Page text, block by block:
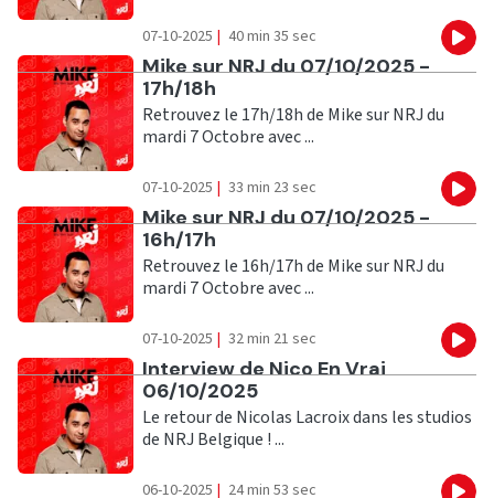
07-10-2025 | 40 min 35 sec
Ecouter
Mike sur NRJ du 07/10/2025 -
17h/18h
Retrouvez le 17h/18h de Mike sur NRJ du
mardi 7 Octobre avec ...
07-10-2025 | 33 min 23 sec
Ecouter
Mike sur NRJ du 07/10/2025 -
16h/17h
Retrouvez le 16h/17h de Mike sur NRJ du
mardi 7 Octobre avec ...
07-10-2025 | 32 min 21 sec
Ecouter
Interview de Nico En Vrai
06/10/2025
Le retour de Nicolas Lacroix dans les studios
de NRJ Belgique ! ...
06-10-2025 | 24 min 53 sec